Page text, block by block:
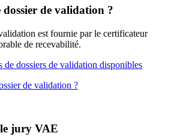
dossier de validation ?
est fournie par le certificateur
de recevabilité.
de dossiers de validation disponibles
de validation ?
le jury VAE